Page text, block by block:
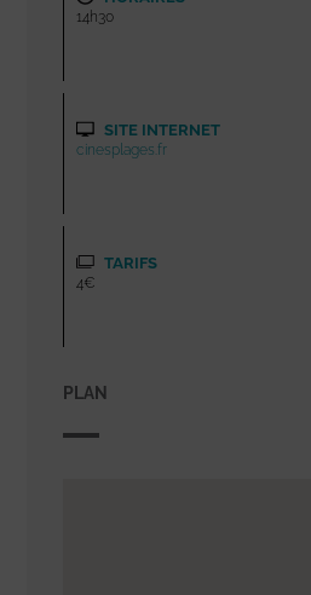
14h30
SITE INTERNET
cinesplages.fr
TARIFS
4€
PLAN